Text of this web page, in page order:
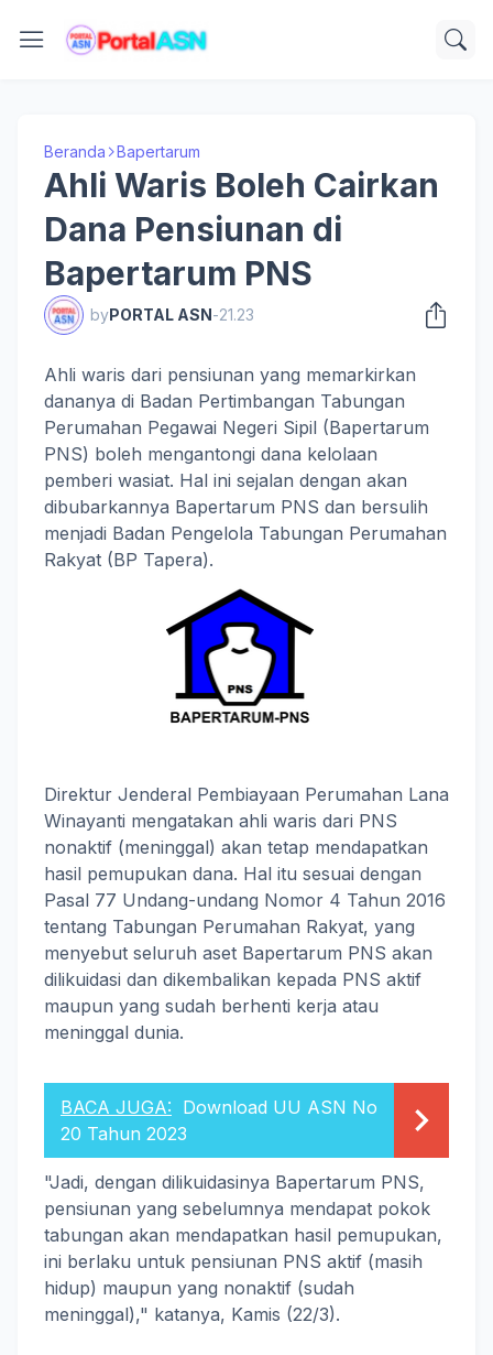
Beranda Bapertarum
Ahli Waris Boleh Cairkan
Dana Pensiunan di
Bapertarum PNS
byPORTAL ASN-21.23
Ahli waris dari pensiunan yang memarkirkan
dananya di Badan Pertimbangan Tabungan
Perumahan Pegawai Negeri Sipil (Bapertarum
PNS) boleh mengantongi dana kelolaan
pemberi wasiat. Hal ini sejalan dengan akan
dibubarkannya Bapertarum PNS dan bersulih
menjadi Badan Pengelola Tabungan Perumahan
Rakyat (BP Tapera).
Direktur Jenderal Pembiayaan Perumahan Lana
Winayanti mengatakan ahli waris dari PNS
nonaktif (meninggal) akan tetap mendapatkan
hasil pemupukan dana. Hal itu sesuai dengan
Pasal 77 Undang-undang Nomor 4 Tahun 2016
tentang Tabungan Perumahan Rakyat, yang
menyebut seluruh aset Bapertarum PNS akan
dilikuidasi dan dikembalikan kepada PNS aktif
maupun yang sudah berhenti kerja atau
meninggal dunia.
BACA JUGA: Download UU ASN No
20 Tahun 2023
"Jadi, dengan dilikuidasinya Bapertarum PNS,
pensiunan yang sebelumnya mendapat pokok
tabungan akan mendapatkan hasil pemupukan,
ini berlaku untuk pensiunan PNS aktif (masih
hidup) maupun yang nonaktif (sudah
meninggal)," katanya, Kamis (22/3).